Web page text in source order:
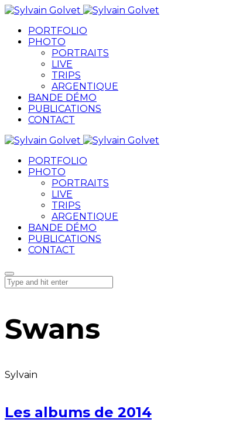
PORTFOLIO
PHOTO
PORTRAITS
LIVE
TRIPS
ARGENTIQUE
BANDE DÉMO
PUBLICATIONS
CONTACT
PORTFOLIO
PHOTO
PORTRAITS
LIVE
TRIPS
ARGENTIQUE
BANDE DÉMO
PUBLICATIONS
CONTACT
Swans
Sylvain
Les albums de 2014